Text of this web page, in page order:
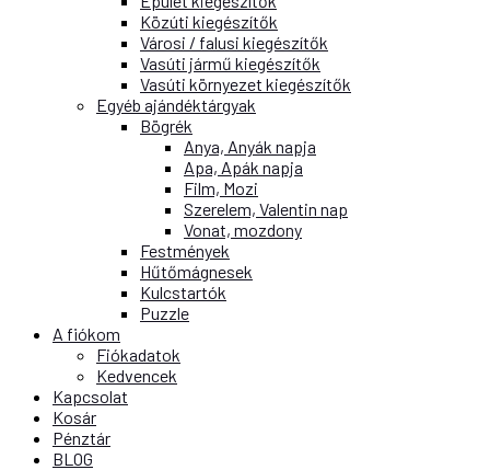
Közúti kiegészítők
Városi / falusi kiegészítők
Vasúti jármű kiegészítők
Vasúti környezet kiegészítők
Egyéb ajándéktárgyak
Bögrék
Anya, Anyák napja
Apa, Apák napja
Film, Mozi
Szerelem, Valentin nap
Vonat, mozdony
Festmények
Hűtőmágnesek
Kulcstartók
Puzzle
A fiókom
Fiókadatok
Kedvencek
Kapcsolat
Kosár
Pénztár
BLOG